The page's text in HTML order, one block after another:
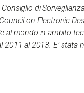
di
on Electronic
al mondo in ambito
2011 al 2013. E’ stata